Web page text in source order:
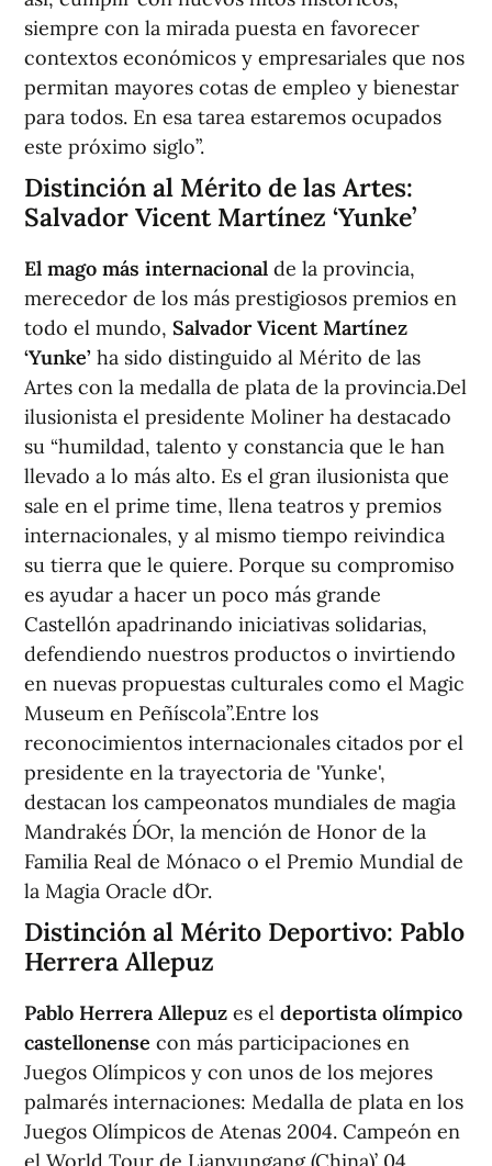
siempre con la mirada puesta en favorecer
contextos económicos y empresariales que nos
permitan mayores cotas de empleo y bienestar
para todos. En esa tarea estaremos ocupados
este próximo siglo”.
Distinción al Mérito de las Artes:
Salvador Vicent Martínez ‘Yunke’
El mago más internacional de la provincia,
merecedor de los más prestigiosos premios en
todo el mundo, Salvador Vicent Martínez
‘Yunke’ ha sido distinguido al Mérito de las
Artes con la medalla de plata de la provincia.Del
ilusionista el presidente Moliner ha destacado
su “humildad, talento y constancia que le han
llevado a lo más alto. Es el gran ilusionista que
sale en el prime time, llena teatros y premios
internacionales, y al mismo tiempo reivindica
su tierra que le quiere. Porque su compromiso
es ayudar a hacer un poco más grande
Castellón apadrinando iniciativas solidarias,
defendiendo nuestros productos o invirtiendo
en nuevas propuestas culturales como el Magic
Museum en Peñíscola”.Entre los
reconocimientos internacionales citados por el
presidente en la trayectoria de 'Yunke',
destacan los campeonatos mundiales de magia
Mandrake´s D´Or, la mención de Honor de la
Familia Real de Mónaco o el Premio Mundial de
la Magia Oracle d´Or.
Distinción al Mérito Deportivo: Pablo
Herrera Allepuz
Pablo Herrera Allepuz es el deportista olímpico
castellonense con más participaciones en
Juegos Olímpicos y con unos de los mejores
palmarés internaciones: Medalla de plata en los
Juegos Olímpicos de Atenas 2004. Campeón en
el World Tour de Lianyungang (China)’ 04,